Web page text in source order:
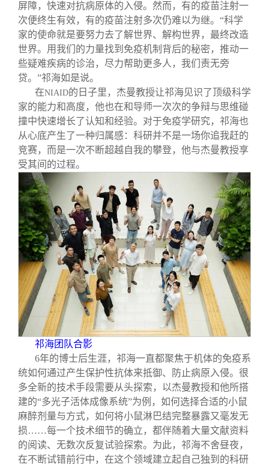
屏障，快速对抗病原体的入侵。然而，有的疫苗注射一
次便终生有效，有的疫苗注射多次仍难以为继。“科学
家的使命就是要努力去了解世界、解构世界，最终改造
世界。用我们的力量找到免疫机制背后的秘密，推动一
些疑难疾病的诊治，尽力帮助更多人，我们责无旁
贷。”祁海如是说。
在NIAID的日子里，杰曼教授让祁海见识了顶级科学
家的能力和高度，他也在和导师一次次的争辩与思维碰
撞中快速增长了认知和经验。对于免疫学研究，祁海也
从心底产生了一种归属感：科研并不是一场你追我赶的
竞赛，而是一次不断超越自我的攀登，他与杰曼教授享
受其间的过程。
祁海团队合影
6年的博士后生涯，祁海一直都聚焦于机体的免疫系
统如何通过产生保护性抗体来抵御、防止病原入侵。很
多全新的技术手段需要从头探索，以杰曼教授和他所搭
建的“多光子活体成像系统”为例，如何选择合适的小鼠
麻醉剂量与方式，如何将小鼠淋巴结完整暴露又毫发无
损……每一个技术细节的确立，都伴随着大量文献资料
的阅读、无数次反复试验探索。为此，祁海不舍昼夜，
在不断试错前行中，在这个领域建立起自己独到的科研